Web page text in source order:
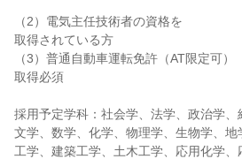
（2）電気主任技術者の資格を
取得されている方
（3）普通自動車運転免許（AT限定可）
取得必須
採用予定学科：社会学、法学、政治学、
文学、数学、化学、物理学、生物学、
工学、建築工学、土木工学、応用化学